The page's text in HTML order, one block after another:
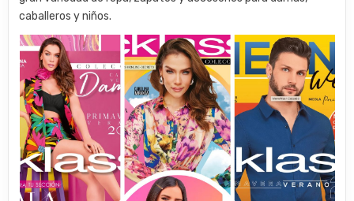
caballeros y niños.